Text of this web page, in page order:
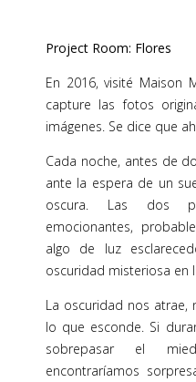
Project Room: Flores
En 2016, visité Maison
capture las fotos
imágenes. Se dice que
Cada noche, antes de
ante la espera de un
oscura. Las dos
emocionantes,
algo de luz
oscuridad misteriosa en
La oscuridad nos atrae,
lo que esconde. Si
sobrepasar el
encontraríamos